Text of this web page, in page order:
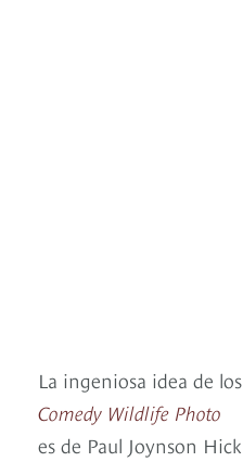
La ingeniosa idea de los
Comedy Wildlife Photo
es de Paul Joynson Hick